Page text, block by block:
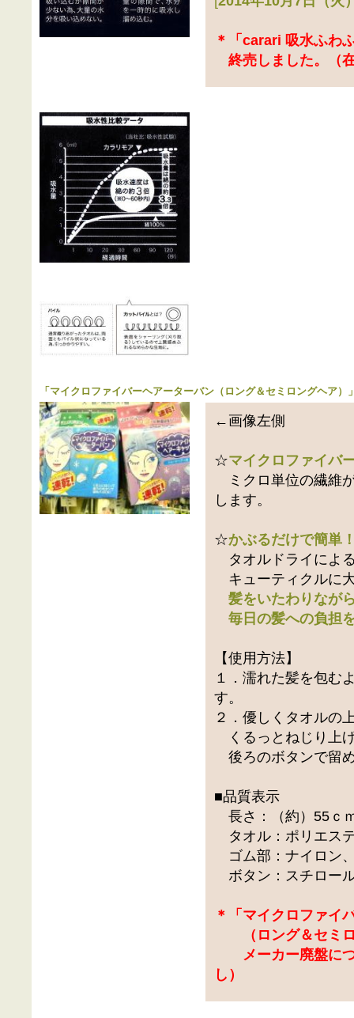
＊「carari 吸水ふわ
終売しました。（
「 マイクロファイバーヘアーターバン（ロング＆セミロングヘア）
←画像左側
☆マイクロファイバ
ミクロ単位の繊維
します。
☆かぶるだけで簡単
タオルドライによ
キューティクルに
髪をいたわりなが
毎日の髪への負担
【使用方法】
１．濡れた髪を包む
す。
２．優しくタオルの
くるっとねじり上
後ろのボタンで留
■品質表示
長さ：（約）55ｃ
タオル：ポリエス
ゴム部：ナイロン
ボタン：スチロー
＊「マイクロファイ
（ロング＆セミロ
メーカー廃盤につ
し）